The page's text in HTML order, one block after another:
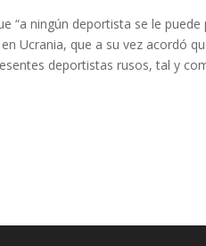
“a ningún deportista se le
Ucrania, que a su vez acordó
deportistas rusos, tal y